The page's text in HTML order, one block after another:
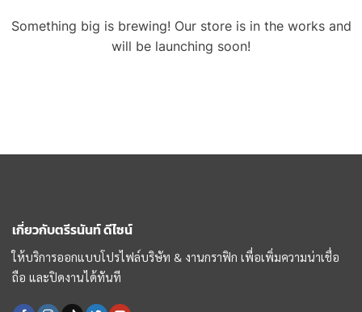
Something big is brewing! Our store is in the works and
will be launching soon!
เกี่ยวกับตรีรนันท์ ดีไซน์
ให้บริการออกแบบโปรไฟล์บริษัท & งานกราฟิก เพื่อเพิ่มความน่าเชื่อ
ถือ และปิดงานได้ทันที